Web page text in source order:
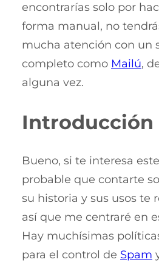
encontrarías solo por
forma manual, no
mucha atención con un
completo como Mailú,
alguna vez.
Introducción
Bueno, si te interesa
probable que contarte
su historia y sus usos te
así que me centraré en
Hay muchísimas
para el control de Spam